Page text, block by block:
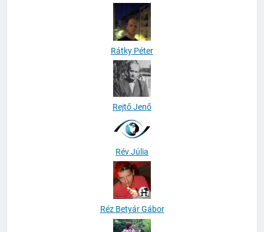
Rátky Péter
Rejtő Jenő
Rév Júlia
Réz Betyár Gábor